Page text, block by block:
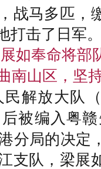
战马多匹，
打击了日军
如奉命将部
南山区，坚
解放大队
被编入粤
分局的决定
支队，梁展